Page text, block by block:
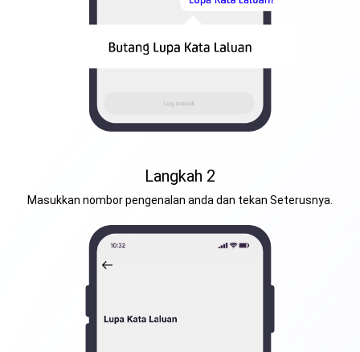
Langkah 2
Masukkan nombor pengenalan anda dan tekan Seterusnya.